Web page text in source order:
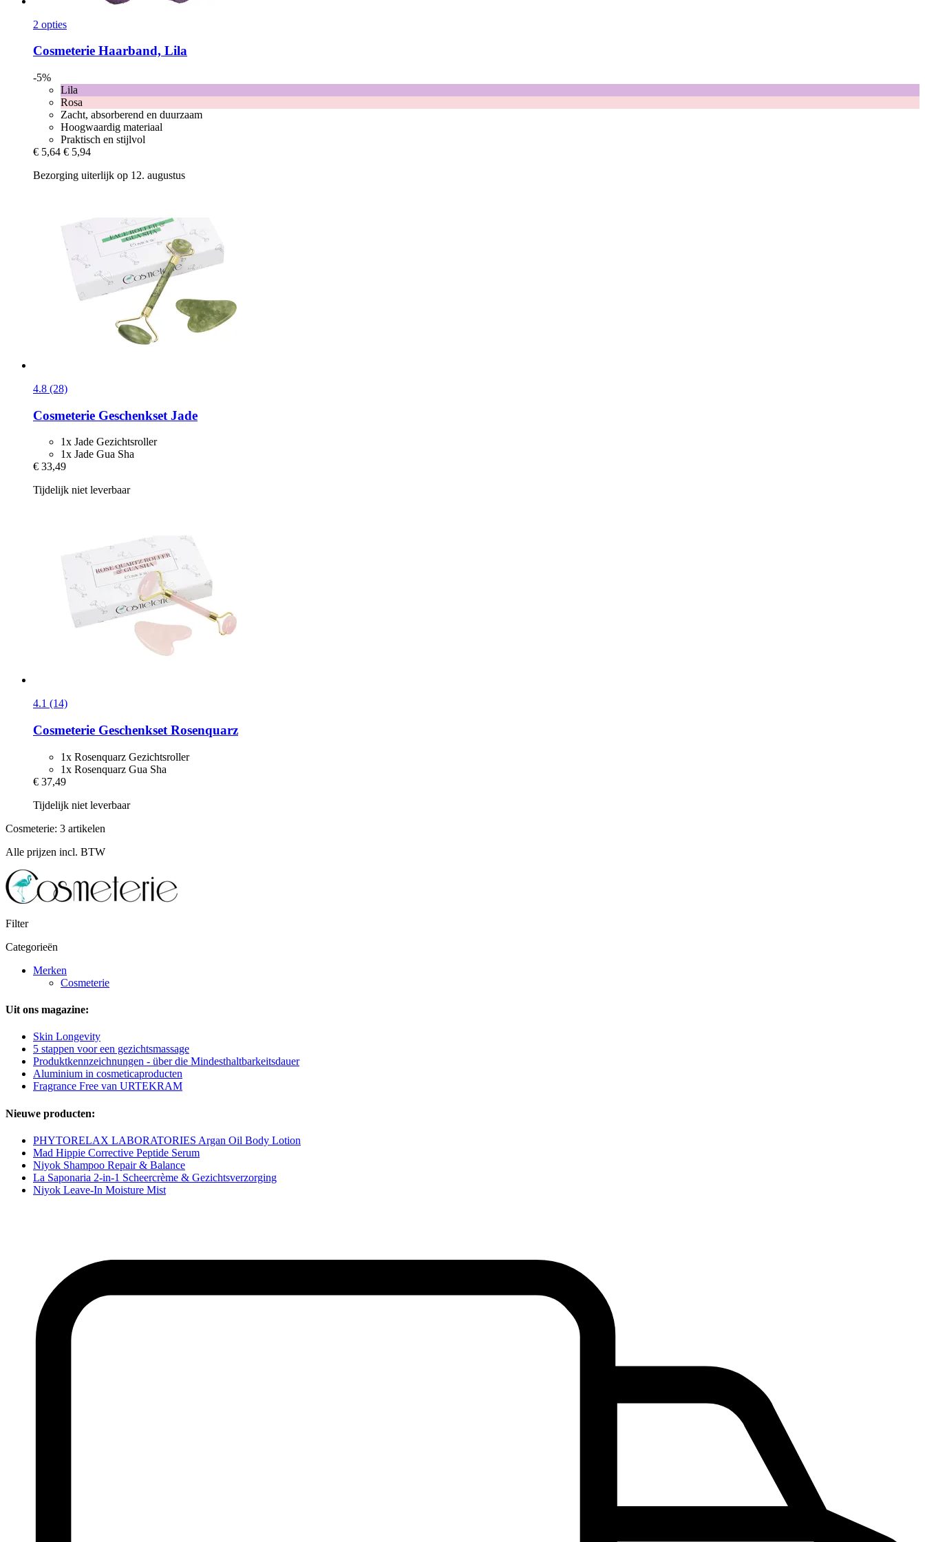
2 opties
Cosmeterie Haarband, Lila
-5%
Lila
Rosa
Zacht, absorberend en duurzaam
Hoogwaardig materiaal
Praktisch en stijlvol
€ 5,64 € 5,94
Bezorging uiterlijk op 12. augustus
4.8 (28)
Cosmeterie Geschenkset Jade
1x Jade Gezichtsroller
1x Jade Gua Sha
€ 33,49
Tijdelijk niet leverbaar
4.1 (14)
Cosmeterie Geschenkset Rosenquarz
1x Rosenquarz Gezichtsroller
1x Rosenquarz Gua Sha
€ 37,49
Tijdelijk niet leverbaar
Cosmeterie: 3 artikelen
Alle prijzen incl. BTW
Filter
Categorieën
Merken
Cosmeterie
Uit ons magazine:
Skin Longevity
5 stappen voor een gezichtsmassage
Produktkennzeichnungen - über die Mindesthaltbarkeitsdauer
Aluminium in cosmeticaproducten
Fragrance Free van URTEKRAM
Nieuwe producten:
PHYTORELAX LABORATORIES Argan Oil Body Lotion
Mad Hippie Corrective Peptide Serum
Niyok Shampoo Repair & Balance
La Saponaria 2-in-1 Scheercrème & Gezichtsverzorging
Niyok Leave-In Moisture Mist